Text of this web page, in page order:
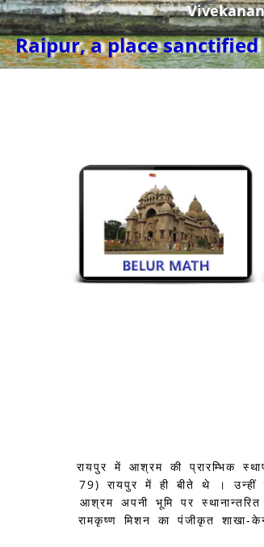
Raipur, a place
रायपुर में आश्रम की प्रारम्भिक
79) रायपुर में ही बीते थे । उन्हीं
आश्रम अपनी भूमि पर
रामकृष्ण मिशन का पंजीकृत शाखा-